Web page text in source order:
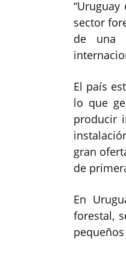
sector
de una
El país
lo que
producir
gran
de
En
forestal,